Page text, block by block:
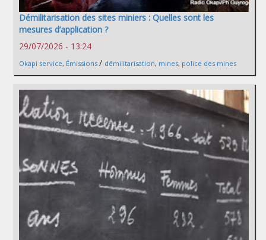
Démilitarisation des sites miniers : Quelles sont les
mesures d’application ?
29/07/2026 - 13:24
Okapi service, Émissions / démilitarisation, mines, police des mines